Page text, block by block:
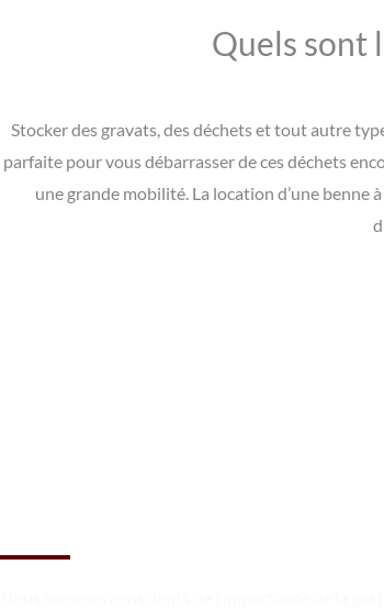
Quels sont
Stocker des gravats, des déchets et tout autre
parfaite pour vous débarrasser de ces déchets
une grande mobilité. La location d’une
Réservez une benne
Nous sommes conscients de l’importance de la